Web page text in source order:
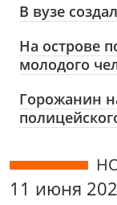
В вузе
На острове
молодого
Горожанин
11 июня